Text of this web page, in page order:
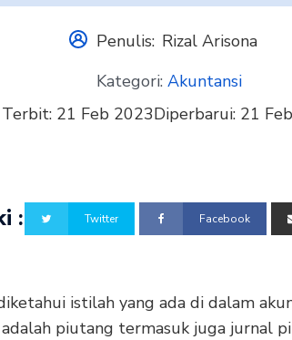
Penulis: Rizal Arisona
Kategori: Akuntansi
Terbit: 21 Feb 2023Diperbarui: 21
: Twitter Facebook
istilah yang ada di dalam
piutang termasuk juga jurnal